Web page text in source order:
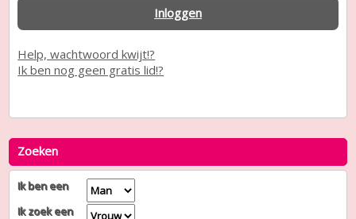
Inloggen
Help, wachtwoord kwijt!?
Ik ben nog geen gratis lid!?
Zoeken
Ik ben een
Ik zoek een